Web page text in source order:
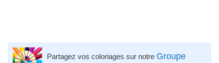
Partagez vos coloriages sur notre Groupe